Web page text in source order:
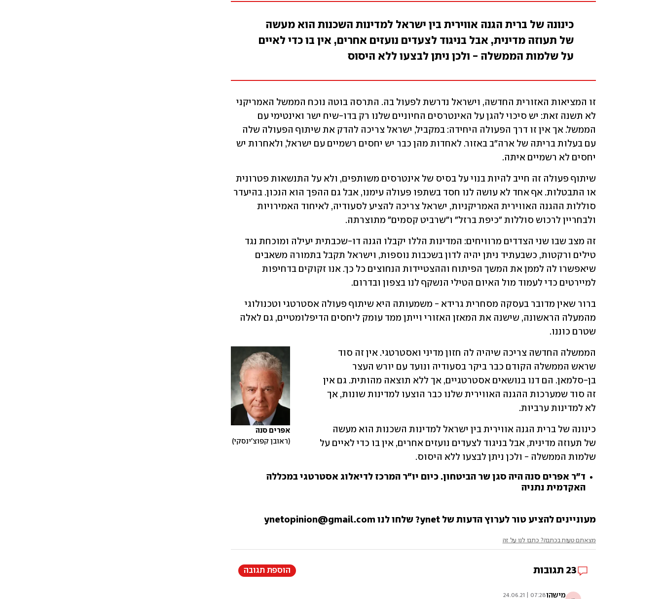
כינונה של ברית הגנה אווירית בין ישראל למדינות השכנות הוא מעשה
של תעוזה מדינית, אבל בניגוד לצעדים נועזים אחרים, אין בו כדי לאיים
על שלמות הממשלה - ולכן ניתן לבצעו ללא היסוס
יחסים לא רשמיים איתה.
ולבחריין לרכוש סוללות "כיפת ברזל" ו"שרביט קסמים" מתוצרתה.
למיירטים כדי לעמוד מול האיום הטילי הנשקף לנו בצפון ובדרום.
שטרם כוננו.
אפרים סנה
ראובן קפוצ'ינסקי
לא למדינות ערביות.
שלמות הממשלה - ולכן ניתן לבצעו ללא היסוס.
ד"ר אפרים סנה היה סגן שר הביטחון. כיום יו"ר המרכז לדיאלוג אסטרטגי במכללה
האקדמית נתניה
מעוניינים להציע טור לערוץ הדעות של ynet? שלחו לנו ynetopinion@gmail.com
מצאתם טעות בכתבה? כתבו לנו על זה
23 תגובות הוספת תגובה
מישהו07:28 | 24.06.21